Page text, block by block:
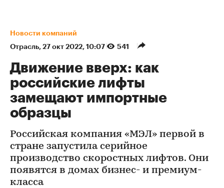
Новости компаний
Отрасль⁠, 27 окт 2022, 10:07 541
Движение вверх: как
российские лифты
замещают импортные
образцы
Российская компания «МЭЛ» первой в
стране запустила серийное
производство скоростных лифтов. Они
появятся в домах бизнес- и премиум-
класса